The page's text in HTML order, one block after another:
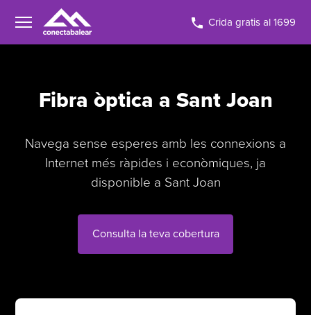
Crida gratis al 1699
Fibra òptica a Sant Joan
Navega sense esperes amb les connexions a
Internet més ràpides i econòmiques, ja
disponible a Sant Joan
Consulta la teva cobertura